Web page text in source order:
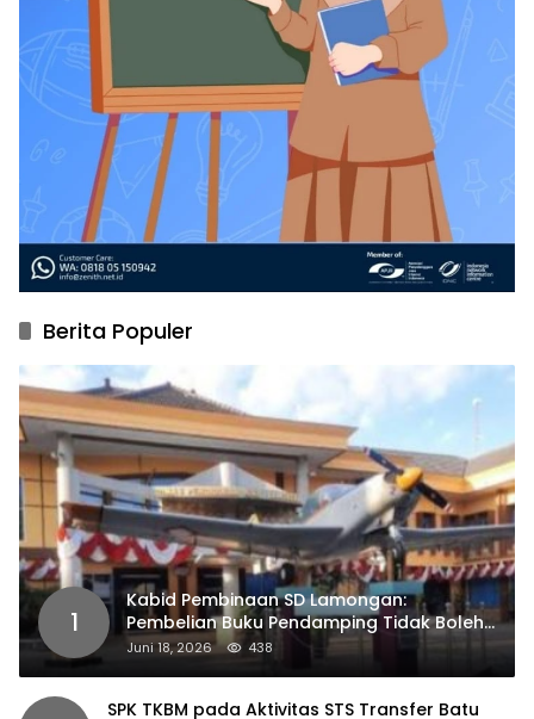
Berita Populer
1
Kabid Pembinaan SD Lamongan:
Pembelian Buku Pendamping Tidak Boleh
Dipaksakan
Juni 18, 2026 438
SPK TKBM pada Aktivitas STS Transfer Batu